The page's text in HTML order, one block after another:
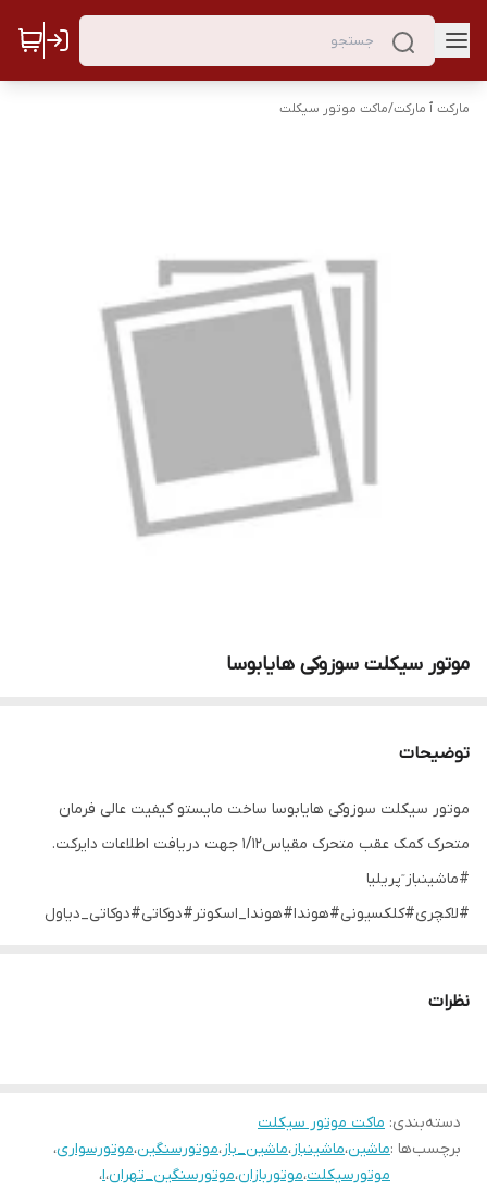
مارکت ٱ مارکت/ماکت موتور سیکلت
موتور سیکلت سوزوکی هایابوسا
توضیحات
موتور سیکلت سوزوکی هایابوسا ساخت مایستو کیفیت عالی فرمان
متحرک کمک عقب متحرک مقیاس1/۱۲ جهت دریافت اطلاعات دایرکت.
#ماشینباز ٓپریلیا
#لاکچری#کلکسیونی#هوندا#هوندا_اسکوتر#دوکاتی#دوکاتی_دیاول
نظرات
دسته‌بندی: ماکت موتور سیکلت
برچسب‌ها :ماشین،ماشینباز،ماشین_باز،موتورسنگین،موتورسواری،
موتورسیکلت،موتوربازان،موتورسنگین_تهران،ا،